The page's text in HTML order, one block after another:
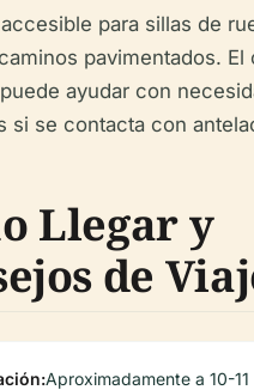
para sillas de
pavimentados. El
ayudar con
si se contacta con
Llegar y
de
Aproximadamente a 10-